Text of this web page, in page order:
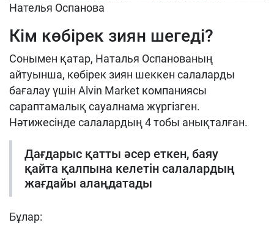
Нателья Оспанова
Кім көбірек зиян шегеді?
Сонымен қатар, Наталья Оспанованың
айтуынша, көбірек зиян шеккен салаларды
бағалау үшін Alvin Market компаниясы
сараптамалық сауалнама жүргізген.
Нәтижесінде салалардың 4 тобы анықталған.
Дағдарыс қатты әсер еткен, баяу
қайта қалпына келетін салалардың
жағдайы алаңдатады
Бұлар: